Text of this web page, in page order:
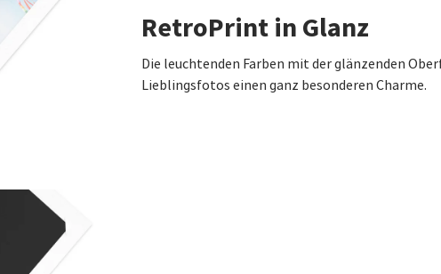
RetroPrint in Glanz
Die leuchtenden Farben mit der glänzenden
Lieblingsfotos einen ganz besonderen Charme.